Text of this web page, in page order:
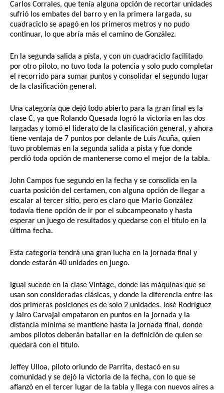
Carlos Corrales, que tenía alguna opción de recortar unidades
sufrió los embates del barro y en la primera largada, su
cuadraciclo se apagó en los primeros metros y no pudo
continuar, lo que abría más el camino de González.
En la segunda salida a pista, y con un cuadraciclo facilitado
por otro piloto, no tuvo toda la potencia y solo pudo completar
el recorrido para sumar puntos y consolidar el segundo lugar
de la clasificación general.
Una categoría que dejó todo abierto para la gran final es la
clase C, ya que Rolando Quesada logró la victoria en las dos
largadas y tomó el liderato de la clasificación general, y ahora
tiene ventaja de 7 puntos por delante de Luis Acuña, quien
tuvo problemas en la segunda salida a pista y fue donde
perdió toda opción de mantenerse como el mejor de la tabla.
John Campos fue segundo en la fecha y se consolida en la
cuarta posición del certamen, con alguna opción de llegar a
escalar al tercer sitio, pero es claro que Mario González
todavía tiene opción de ir por el subcampeonato y hasta
esperar un juego de resultados y quedarse con el título en la
última fecha.
Esta categoría tendrá una gran lucha en la jornada final y
donde estarán 40 unidades en juego.
Igual sucede en la clase Vintage, donde las máquinas que se
usan son consideradas clásicas, y donde la diferencia entre las
dos primeras posiciones es de solo 2 unidades. José Rodríguez
y Jairo Carvajal empataron en puntos en la jornada y la
distancia mínima se mantiene hasta la jornada final, donde
ambos pilotos deberán batallar en la definición de quien se
quedará con el título.
Jeffey Ulloa, piloto oriundo de Parrita, destacó en su
comunidad y se dejó la victoria de la fecha, con lo que se
afianzó en el tercer lugar de la tabla y llega con nuevos aires a